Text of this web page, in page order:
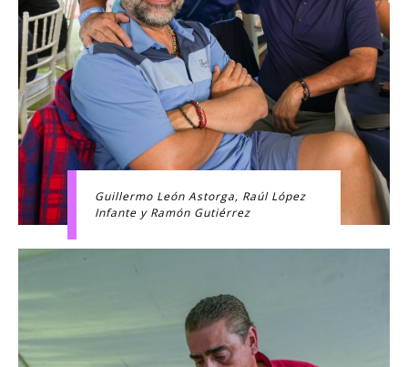
Guillermo León Astorga, Raúl López
Infante y Ramón Gutiérrez